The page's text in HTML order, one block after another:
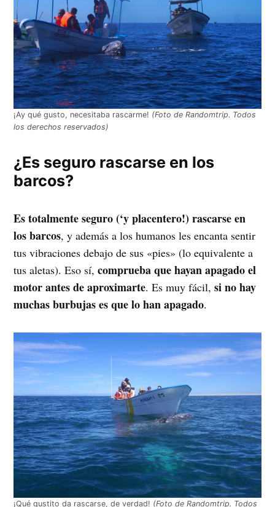
¡Ay qué gusto, necesitaba rascarme! (Foto de Randomtrip. Todos
los derechos reservados)
¿Es seguro rascarse en los
barcos?
Es totalmente seguro (‘y placentero!) rascarse en
los barcos, y además a los humanos les encanta sentir
tus vibraciones debajo de sus «pies» (lo equivalente a
tus aletas). Eso sí,comprueba que hayan apagado el
motor antes de aproximarte. Es muy fácil,si no hay
muchas burbujas es que lo han apagado.
¡Qué gustito da rascarse, de verdad! (Foto de Randomtrip. Todos